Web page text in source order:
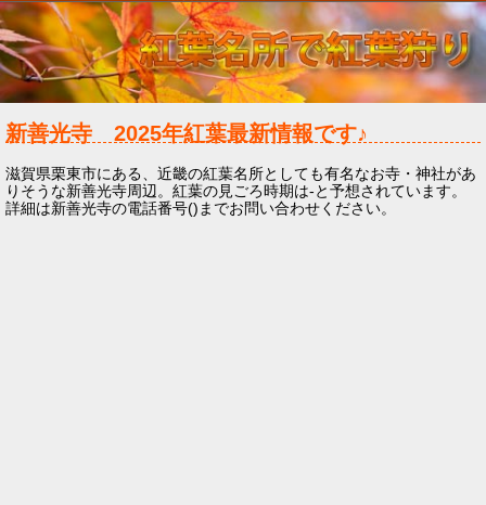
新善光寺 2025年紅葉最新情報です♪
滋賀県栗東市にある、近畿の紅葉名所としても有名なお寺・神社があ
りそうな新善光寺周辺。紅葉の見ごろ時期は-と予想されています。
詳細は新善光寺の電話番号()までお問い合わせください。